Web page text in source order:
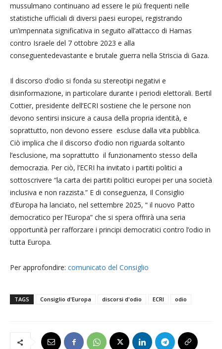
mussulmano continuano ad essere le più frequenti nelle
statistiche ufficiali di diversi paesi europei, registrando
un’impennata significativa in seguito all’attacco di Hamas
contro Israele del 7 ottobre 2023 e alla
conseguentedevastante e brutale guerra nella Striscia di Gaza.
Il discorso d’odio si fonda su stereotipi negativi e
disinformazione, in particolare durante i periodi elettorali. Bertil
Cottier, presidente dell’ECRI sostiene che le persone non
devono sentirsi insicure a causa della propria identità, e
soprattutto, non devono essere escluse dalla vita pubblica.
Ciò implica che il discorso d’odio non riguarda soltanto
l’esclusione, ma soprattutto il funzionamento stesso della
democrazia. Per ciò, l’ECRI ha invitato i partiti politici a
sottoscrivere “la carta dei partiti politici europei per una società
inclusiva e non razzista.” E di conseguenza, Il Consiglio
d’Europa ha lanciato, nel settembre 2025, “ il nuovo Patto
democratico per l’Europa” che si spera offrirà una seria
opportunità per rafforzare i principi democratici contro l’odio in
tutta Europa.
Per approfondire: comunicato del Consiglio
TAGS Consiglio d'Europa discorsi d'odio ECRI odio